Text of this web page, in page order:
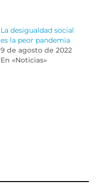
La desigualdad social
es la peor pandemia
9 de agosto de 2022
En «Noticias»